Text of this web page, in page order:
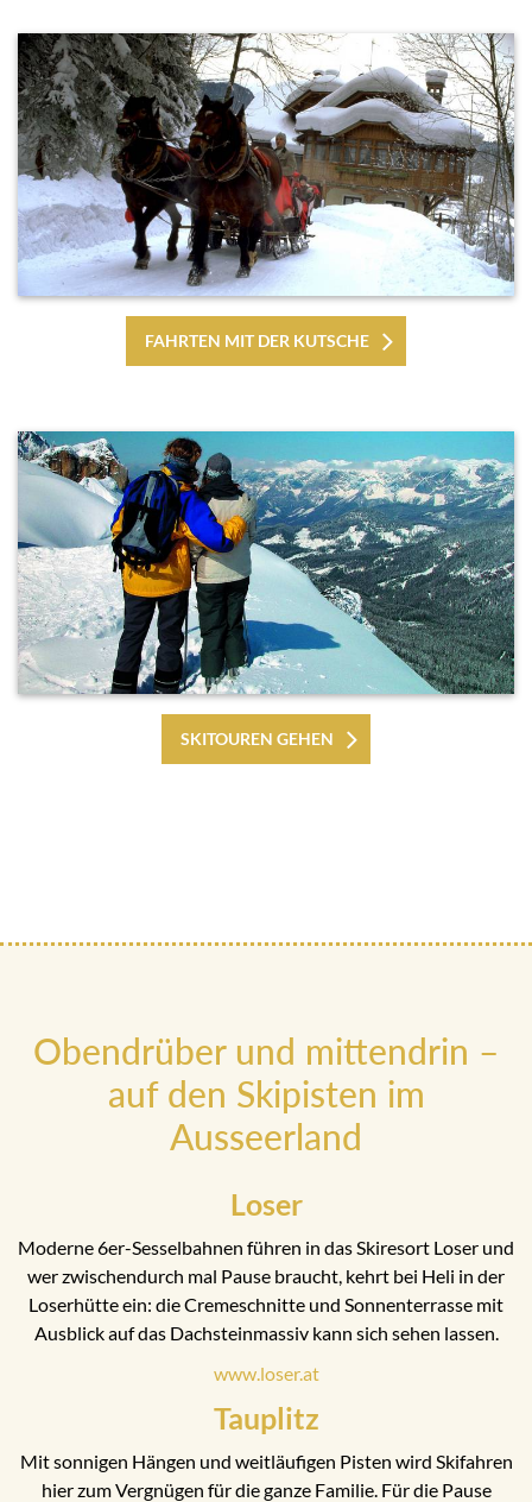
FAHRTEN MIT DER KUTSCHE
SKITOUREN GEHEN
Obendrüber und mittendrin –
auf den Skipisten im
Ausseerland
Loser
Moderne 6er-Sesselbahnen führen in das Skiresort Loser und
wer zwischendurch mal Pause braucht, kehrt bei Heli in der
Loserhütte ein: die Cremeschnitte und Sonnenterrasse mit
Ausblick auf das Dachsteinmassiv kann sich sehen lassen.
www.loser.at
Tauplitz
Mit sonnigen Hängen und weitläufigen Pisten wird Skifahren
hier zum Vergnügen für die ganze Familie. Für die Pause